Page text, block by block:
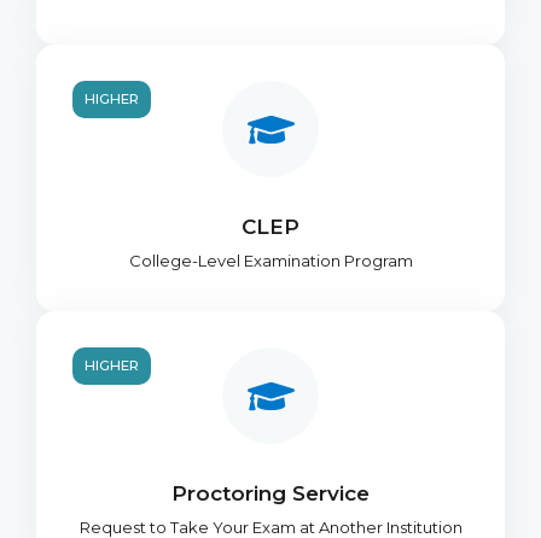
CLEP
College-Level Examination Program
HIGHER
Proctoring Service
Request to Take Your Exam at Another Institution
HIGHER